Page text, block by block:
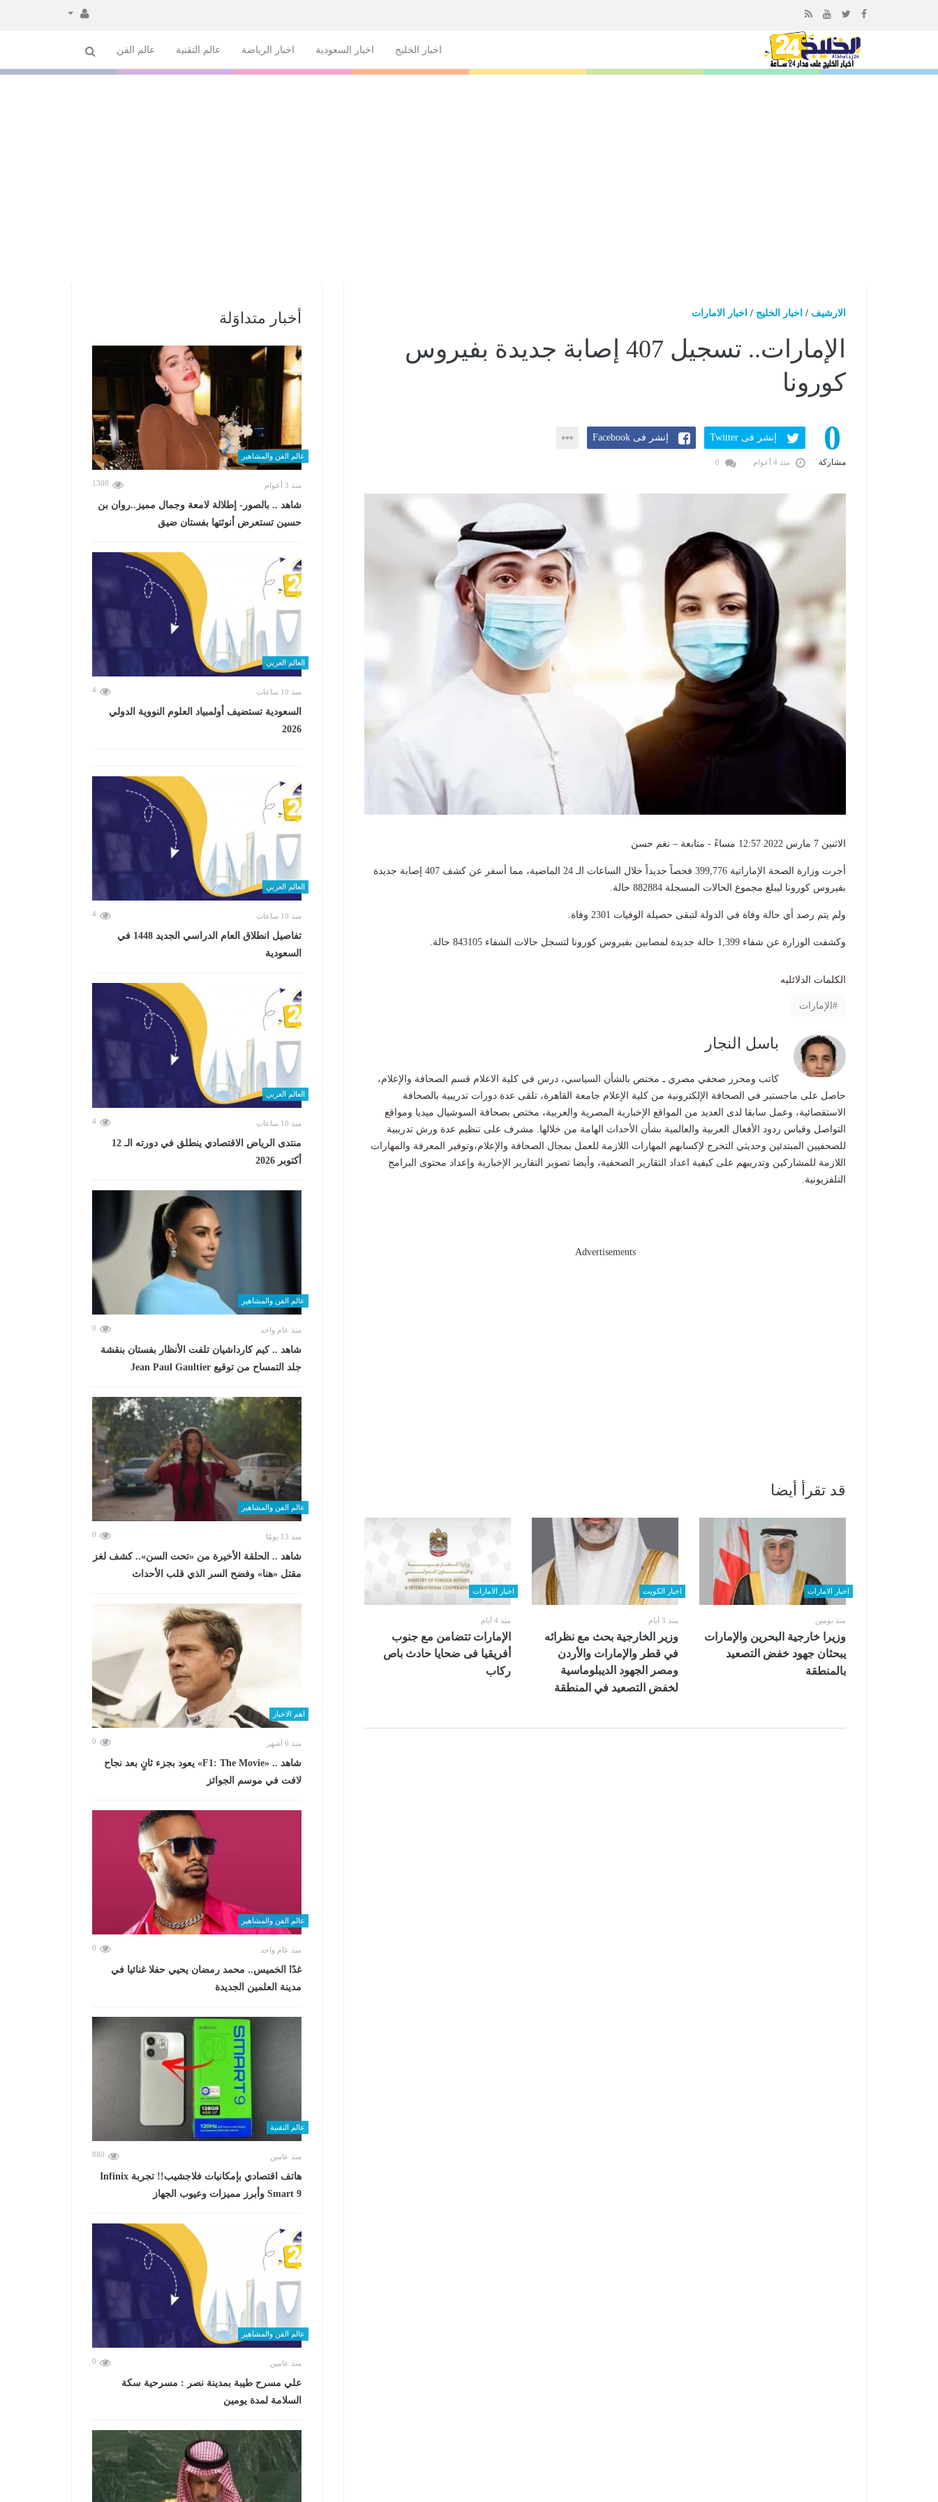
المحتوى
اخبار الخليج اخبار السعودية اخبار الرياضة عالم التقنية عالم الفن
الارشيف / اخبار الخليج / اخبار الامارات
الإمارات.. تسجيل 407 إصابة جديدة بفيروس
كورونا
0
مشاركة
إنشر فى Twitter إنشر فى Facebook
منذ 4 أعوام
الاثنين 7 مارس 2022 12:57 مساءً - متابعة – نغم حسن
أجرت وزارة الصحة الإماراتية 399,776 فحصاً جديداً خلال الساعات الـ 24 الماضية، مما أسفر عن كشف 407 إصابة جديدة
بفيروس كورونا ليبلغ مجموع الحالات المسجلة 882884 حالة.
ولم يتم رصد أي حالة وفاة في الدولة لتبقى حصيلة الوفيات 2301 وفاة.
وكشفت الوزارة عن شفاء 1,399 حالة جديدة لمصابين بفيروس كورونا لتسجل حالات الشفاء 843105 حالة.
الكلمات الدلائليه
الإمارات
باسل النجار
كاتب ومحرر صحفي مصري ـ مختص بالشأن السياسي، درس في كلية الاعلام قسم الصحافة والإعلام،
حاصل على ماجستير في الصحافة الإلكترونية من كلية الإعلام جامعة القاهرة، تلقى عدة دورات تدريبية بالصحافة
الاستقصائية، وعمل سابقا لدى العديد من المواقع الإخبارية المصرية والعربية، مختص بصحافة السوشيال ميديا ومواقع
التواصل وقياس ردود الأفعال العربية والعالمية بشأن الأحداث الهامة من خلالها. مشرف على تنظيم عدة ورش تدريبية
للصحفيين المبتدئين وحديثي التخرج لإكسابهم المهارات اللازمة للعمل بمجال الصحافة والإعلام،وتوفير المعرفة والمهارات
اللازمة للمشاركين وتدريبهم على كيفية اعداد التقارير الصحفية، وأيضا تصوير التقارير الإخبارية وإعداد محتوى البرامج
التلفزيونية.
Advertisements
قد تقرأ أيضا
اخبار الامارات
منذ يومين
وزيرا خارجية البحرين والإمارات
يبحثان جهود خفض التصعيد
بالمنطقة
اخبار الكويت
منذ 3 أيام
وزير الخارجية بحث مع نظرائه
في قطر والإمارات والأردن
ومصر الجهود الديبلوماسية
لخفض التصعيد في المنطقة
اخبار الامارات
منذ 4 أيام
الإمارات تتضامن مع جنوب
أفريقيا فى ضحايا حادث باص
ركاب
أخبار متداوَلة
عالم الفن والمشاهير
منذ 3 أعوام 1380
شاهد .. بالصور- إطلالة لامعة وجمال مميز..روان بن
حسين تستعرض أنوثتها بفستان ضيق
العالم العربي
منذ 10 ساعات 4
السعودية تستضيف أولمبياد العلوم النووية الدولي
2026
العالم العربي
منذ 10 ساعات 4
تفاصيل انطلاق العام الدراسي الجديد 1448 في
السعودية
العالم العربي
منذ 10 ساعات 4
منتدى الرياض الاقتصادي ينطلق في دورته الـ 12
أكتوبر 2026
عالم الفن والمشاهير
منذ عام واحد 0
شاهد .. كيم كارداشيان تلفت الأنظار بفستان بنقشة
جلد التمساح من توقيع Jean Paul Gaultier
عالم الفن والمشاهير
منذ 13 يومًا 0
شاهد .. الحلقة الأخيرة من «تحت السن».. كشف لغز
مقتل «هنا» وفضح السر الذي قلب الأحداث
اهم الاخبار
منذ 6 أشهر 0
شاهد .. «F1: The Movie» يعود بجزء ثانٍ بعد نجاح
لافت في موسم الجوائز
عالم الفن والمشاهير
منذ عام واحد 0
غدًا الخميس.. محمد رمضان يحيي حفلا غنائيا في
مدينة العلمين الجديدة
عالم التقنية
منذ عامين 880
هاتف اقتصادي بإمكانيات فلاجشيب!! تجربة Infinix
Smart 9 وأبرز مميزات وعيوب الجهاز
عالم الفن والمشاهير
منذ عامين 0
علي مسرح طيبة بمدينة نصر : مسرحية سكة
السلامة لمدة يومين